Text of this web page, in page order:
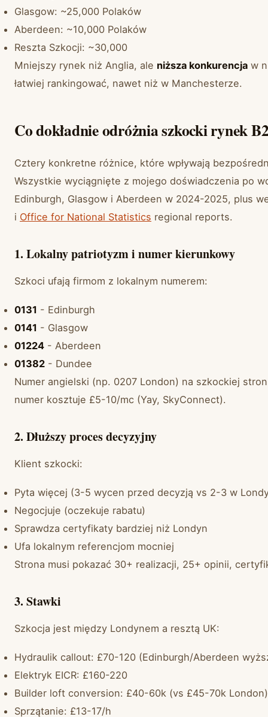
Glasgow: ~25,000 Polaków
Aberdeen: ~10,000 Polaków
Reszta Szkocji: ~30,000
Mniejszy rynek niż Anglia, ale niższa konkurencja w
łatwiej rankingować, nawet niż w Manchesterze.
Co dokładnie odróżnia szkocki rynek
Cztery konkretne różnice, które wpływają
Wszystkie wyciągnięte z mojego doświadczenia po
Edinburgh, Glasgow i Aberdeen w 2024-2025, plus
i Office for National Statistics regional reports.
1. Lokalny patriotyzm i numer kierunkowy
Szkoci ufają firmom z lokalnym numerem:
0131 - Edinburgh
0141 - Glasgow
01224 - Aberdeen
01382 - Dundee
Numer angielski (np. 0207 London) na szkockiej
numer kosztuje £5-10/mc (Yay, SkyConnect).
2. Dłuższy proces decyzyjny
Klient szkocki:
Pyta więcej (3-5 wycen przed decyzją vs 2-3 w
Negocjuje (oczekuje rabatu)
Sprawdza certyfikaty bardziej niż Londyn
Ufa lokalnym referencjom mocniej
Strona musi pokazać 30+ realizacji, 25+ opinii,
3. Stawki
Szkocja jest między Londynem a resztą UK:
Hydraulik callout: £70-120 (Edinburgh/Aberdeen
Elektryk EICR: £160-220
Builder loft conversion: £40-60k (vs £45-70k London)
Sprzątanie: £13-17/h